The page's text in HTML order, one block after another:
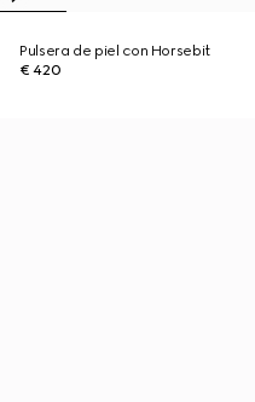
Pulsera de piel con Horsebit
€ 420